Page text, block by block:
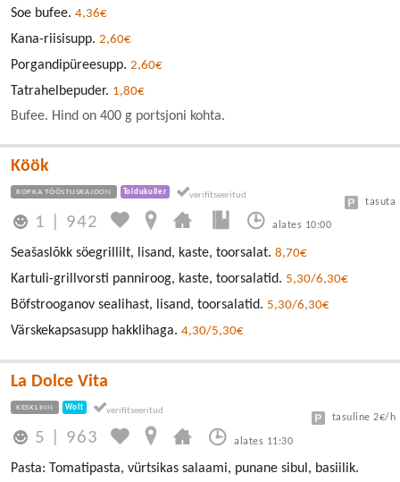
Soe bufee. 4,36€
Kana-riisisupp. 2,60€
Porgandipüreesupp. 2,60€
Tatrahelbepuder. 1,80€
Bufee. Hind on 400 g portsjoni kohta.
Köök
ROPKA TÖÖSTUSRAJOON Toidukuller
1 942 alates 10:00
tasuta
Seašaslõkk söegrillilt, lisand, kaste, toorsalat. 8,70€
Kartuli-grillvorsti panniroog, kaste, toorsalatid. 5,30/6,30€
Böfstrooganov sealihast, lisand, toorsalatid. 5,30/6,30€
Värskekapsasupp hakklihaga. 4,30/5,30€
La Dolce Vita
KESKLINN Wolt
5 963 alates 11:30
tasuline 2€/h
Pasta: Tomatipasta, vürtsikas salaami, punane sibul, basiilik.